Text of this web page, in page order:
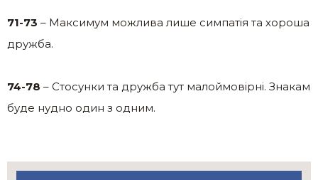
71-73 – Максимум можлива лише симпатія та хороша
дружба.
74-78 – Стосунки та дружба тут малоймовірні. Знакам
буде нудно один з одним.